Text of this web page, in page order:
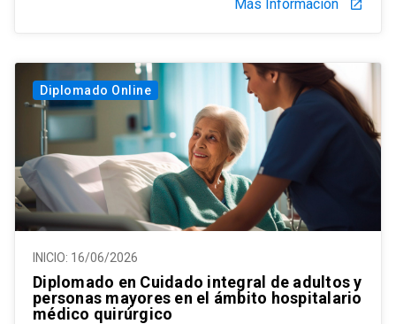
Más Información launch
Diplomado Online
INICIO: 16/06/2026
Diplomado en Cuidado integral de adultos y
personas mayores en el ámbito hospitalario
médico quirúrgico